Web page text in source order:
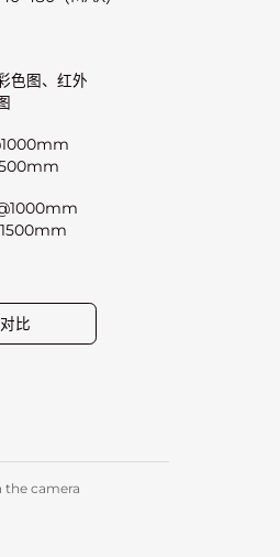
色图、红外
对比
the camera